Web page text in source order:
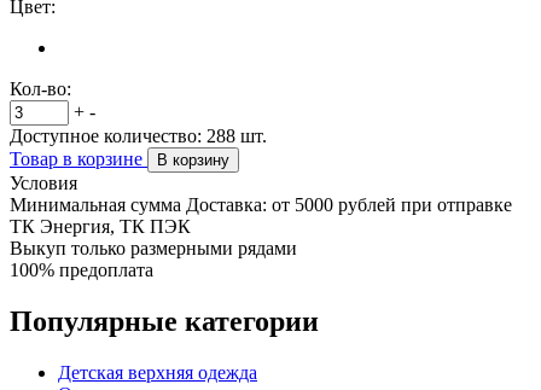
Цвет:
Кол-во:
+ -
Доступное количество: 288 шт.
Товар в корзине
В корзину
Условия
Минимальная сумма Доставка: от 5000 рублей при отправке
ТК Энергия, ТК ПЭК
Выкуп только размерными рядами
100% предоплата
Популярные категории
Детская верхняя одежда